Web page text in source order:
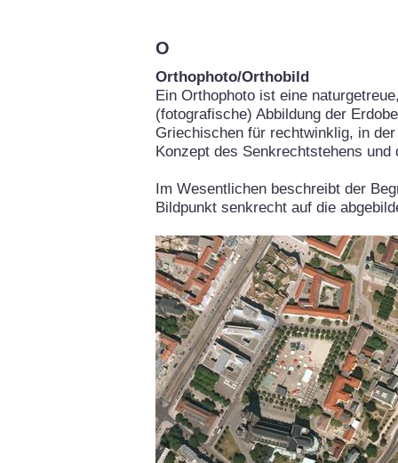
O
Orthophoto/Orthobild
Ein Orthophoto ist eine
(fotografische) Abbildung der
Griechischen für rechtwinklig, in
Konzept des Senkrechtstehens
Im Wesentlichen beschreibt der
Bildpunkt senkrecht auf die